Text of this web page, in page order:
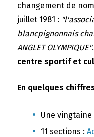
changement de
juillet 1981 :
blancpignonnais
ANGLET OLYMPIQUE"
centre sportif et
En quelques
Une
11 sections :